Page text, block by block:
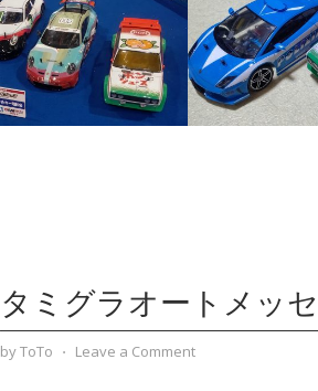
タミグラオートメッ
byToTo ⋅ Leave a Comment